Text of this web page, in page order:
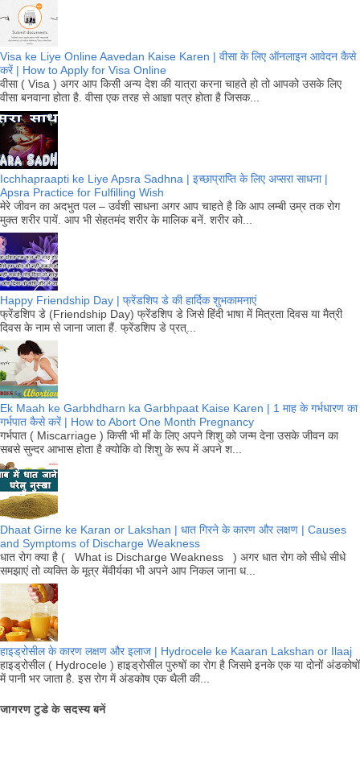
Visa ke Liye Online Aavedan Kaise Karen | वीसा के लिए ऑनलाइन आवेदन कैसे
करें | How to Apply for Visa Online
वीसा ( Visa ) अगर आप किसी अन्य देश की यात्रा करना चाहते हो तो आपको उसके लिए
वीसा बनवाना होता है. वीसा एक तरह से आज्ञा पत्र होता है जिसक...
Icchhapraapti ke Liye Apsra Sadhna | इच्छाप्राप्ति के लिए अप्सरा साधना |
Apsra Practice for Fulfilling Wish
मेरे जीवन का अदभुत पल – उर्वशी साधना अगर आप चाहते है कि आप लम्बी उम्र तक रोग
मुक्त शरीर पायें. आप भी सेहतमंद शरीर के मालिक बनें. शरीर को...
Happy Friendship Day | फ्रेंडशिप डे की हार्दिक शुभकामनाएं
फ्रेंडशिप डे (Friendship Day) फ्रेंडशिप डे जिसे हिंदी भाषा में मित्रता दिवस या मैत्री
दिवस के नाम से जाना जाता हैं. फ्रेंडशिप डे प्रत्...
Ek Maah ke Garbhdharn ka Garbhpaat Kaise Karen | 1 माह के गर्भधारण का
गर्भपात कैसे करें | How to Abort One Month Pregnancy
गर्भपात ( Miscarriage ) किसी भी माँ के लिए अपने शिशु को जन्म देना उसके जीवन का
सबसे सुन्दर आभास होता है क्योकि वो शिशु के रूप में अपने श...
Dhaat Girne ke Karan or Lakshan | धात गिरने के कारण और लक्षण | Causes
and Symptoms of Discharge Weakness
धात रोग क्या है ( What is Discharge Weakness ) अगर धात रोग को सीधे सीधे
समझाएं तो व्यक्ति के मूत्र मेंवीर्यका भी अपने आप निकल जाना ध...
हाइड्रोसील के कारण लक्षण और इलाज | Hydrocele ke Kaaran Lakshan or Ilaaj
हाइड्रोसील ( Hydrocele ) हाइड्रोसील पुरुषों का रोग है जिसमे इनके एक या दोनों अंडकोषों
में पानी भर जाता है. इस रोग में अंडकोष एक थैली की...
जागरण टुडे के सदस्य बनें